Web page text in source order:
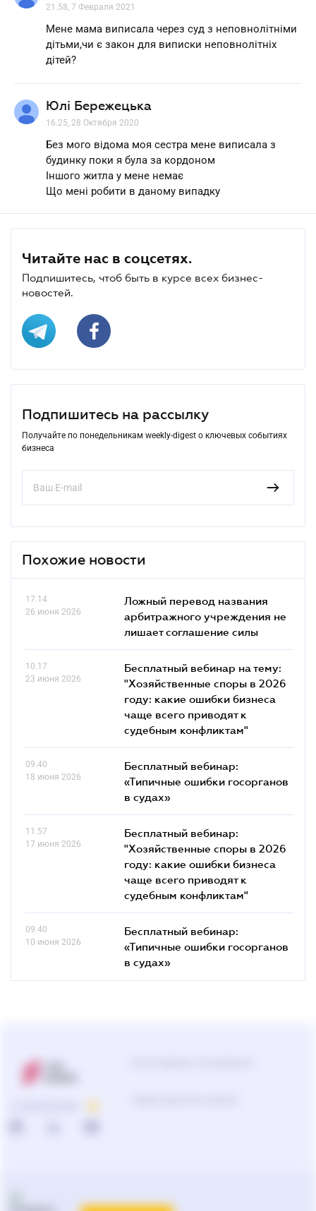
21.58, 7 Февраля 2021
Мене мама виписала через суд з неповнолітніми
дітьми,чи є закон для виписки неповнолітніх
дітей?
Юлі Бережецька
16.25, 28 Октября 2020
Без мого відома моя сестра мене виписала з
будинку поки я була за кордоном
Іншого житла у мене немає
Що мені робити в даному випадку
Читайте нас в соцсетях.
Подпишитесь, чтоб быть в курсе всех бизнес-
новостей.
Подпишитесь на рассылку
Получайте по понедельникам weekly-digest о ключевых событиях
бизнеса
Похожие новости
17.14
26 июня 2026
Ложный перевод названия
арбитражного учреждения не
лишает соглашение силы
10.17
23 июня 2026
Бесплатный вебинар на тему:
"Хозяйственные споры в 2026
году: какие ошибки бизнеса
чаще всего приводят к
судебным конфликтам"
09.40
18 июня 2026
Бесплатный вебинар:
«Типичные ошибки госорганов
в судах»
11.57
17 июня 2026
Бесплатный вебинар:
"Хозяйственные споры в 2026
году: какие ошибки бизнеса
чаще всего приводят к
судебным конфликтам"
09.40
10 июня 2026
Бесплатный вебинар:
«Типичные ошибки госорганов
в судах»